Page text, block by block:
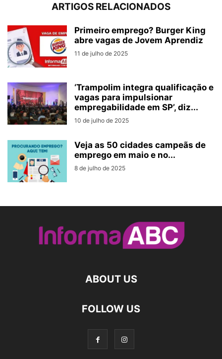
ARTIGOS RELACIONADOS
Primeiro emprego? Burger King
abre vagas de Jovem Aprendiz
11 de julho de 2025
‘Trampolim integra qualificação e
vagas para impulsionar
empregabilidade em SP’, diz...
10 de julho de 2025
Veja as 50 cidades campeãs de
emprego em maio e no...
8 de julho de 2025
ABOUT US
FOLLOW US